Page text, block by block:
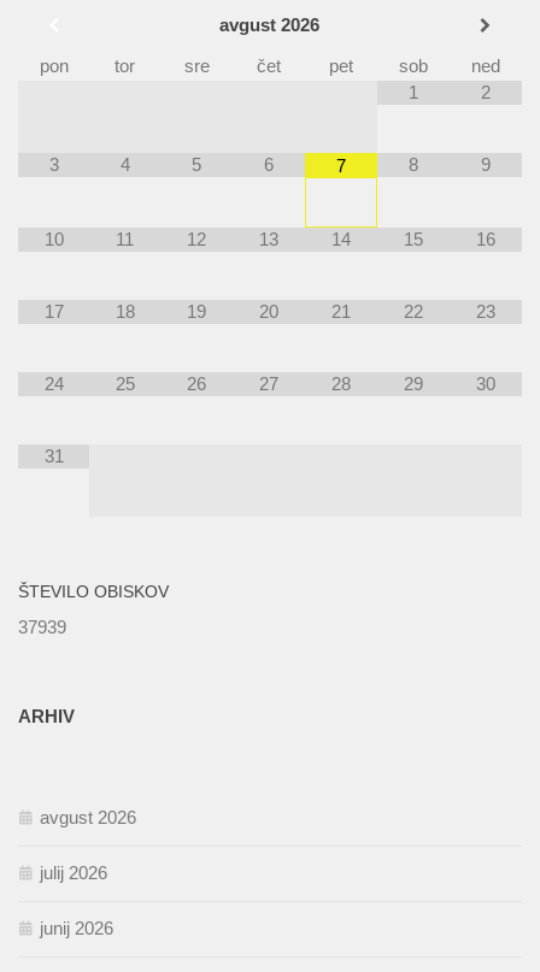
avgust 2026
pon
tor sre čet pet sob
ned
1
2
3 4 5 6 7 8 9
10 11 12 13 14 15 16
17 18 19 20 21 22 23
24 25 26 27 28 29 30
31
ŠTEVILO OBISKOV
37939
ARHIV
avgust 2026
julij 2026
junij 2026